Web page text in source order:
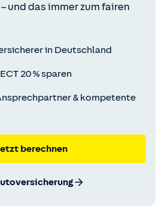
und das immer zum fairen
in Deutschland
20 % sparen
& kompetente
berechnen